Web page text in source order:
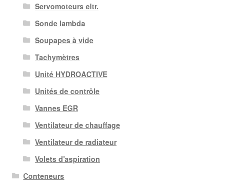
Servomoteurs eltr.
Sonde lambda
Soupapes à vide
Tachymètres
Unité HYDROACTIVE
Unités de contrôle
Vannes EGR
Ventilateur de chauffage
Ventilateur de radiateur
Volets d'aspiration
Conteneurs